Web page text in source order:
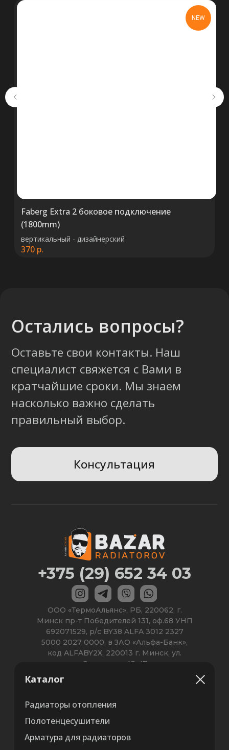
NEW
Faberg Extra 2 боковое подключение
(1800mm)
вертикальный - дизайнерский
370 р.
специалист свяжется с Вами в
кратчайшие сроки. Мы знаем
насколько важно сделать
+375 (29) 652 34 03
Каталог
Радиаторы отопления
Полотенцесушители
Арматура для радиаторов